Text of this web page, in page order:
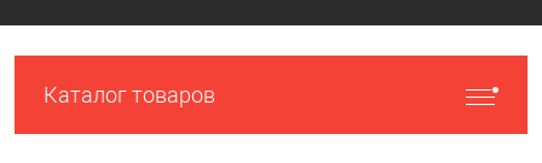
Каталог товаров